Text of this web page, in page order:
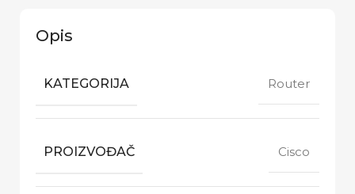
Opis
KATEGORIJA Router
PROIZVOĐAČ Cisco